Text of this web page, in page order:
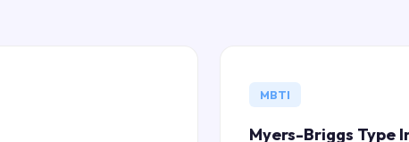
MBTI
Myers-Briggs Type